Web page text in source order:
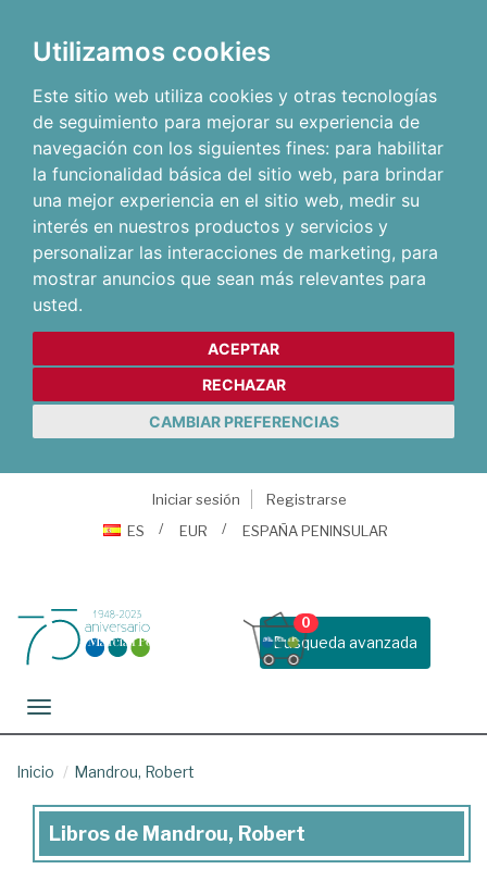
Utilizamos cookies
Este sitio web utiliza cookies y otras tecnologías
de seguimiento para mejorar su experiencia de
navegación con los siguientes fines: para habilitar
la funcionalidad básica del sitio web, para brindar
una mejor experiencia en el sitio web, medir su
interés en nuestros productos y servicios y
personalizar las interacciones de marketing, para
mostrar anuncios que sean más relevantes para
usted.
ACEPTAR
RECHAZAR
CAMBIAR PREFERENCIAS
Iniciar sesión
Registrarse
ES
EUR ESPAÑA PENINSULAR
Busqueda avanzada
0
Toggle navigation
Inicio Mandrou, Robert
Libros
Libros de Mandrou, Robert